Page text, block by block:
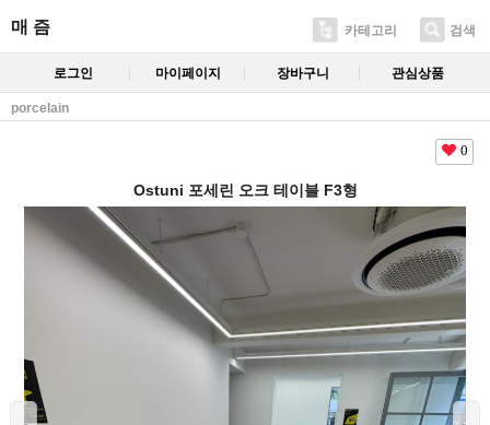
매 즘 카테고리 검색
로그인 마이페이지 장바구니 관심상품
porcelain
0
Ostuni 포세린 오크 테이블 F3형